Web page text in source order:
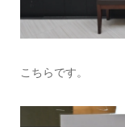
こちらです。